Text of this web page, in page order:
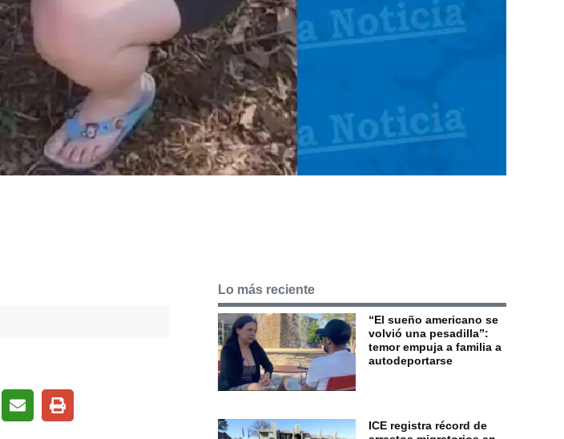
Lo más reciente
“El sueño americano se
volvió una pesadilla”:
temor empuja a familia a
autodeportarse
ICE registra récord de